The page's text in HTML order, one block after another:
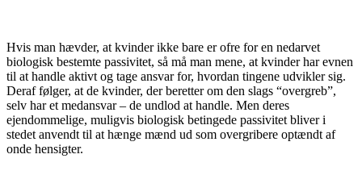
Hvis man hævder, at kvinder ikke bare er ofre for en nedarvet
biologisk bestemte passivitet, så må man mene, at kvinder har evnen
til at handle aktivt og tage ansvar for, hvordan tingene udvikler sig.
Deraf følger, at de kvinder, der beretter om den slags “overgreb”,
selv har et medansvar – de undlod at handle. Men deres
ejendommelige, muligvis biologisk betingede passivitet bliver i
stedet anvendt til at hænge mænd ud som overgribere optændt af
onde hensigter.